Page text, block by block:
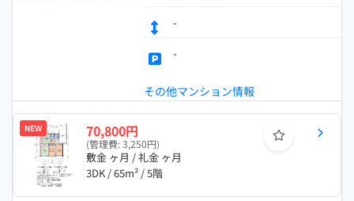
-
-
その他マンション情報
NEW 70,800円
(管理費: 3,250円)
敷金 ヶ月 / 礼金 ヶ月
3DK / 65m² / 5階